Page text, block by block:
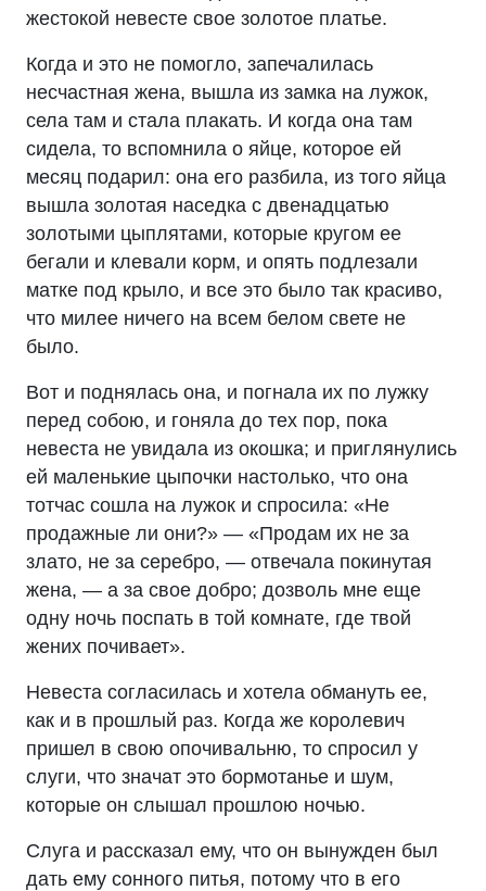
жестокой невесте свое золотое платье.
Когда и это не помогло, запечалилась
несчастная жена, вышла из замка на лужок,
села там и стала плакать. И когда она там
сидела, то вспомнила о яйце, которое ей
месяц подарил: она его разбила, из того яйца
вышла золотая наседка с двенадцатью
золотыми цыплятами, которые кругом ее
бегали и клевали корм, и опять подлезали
матке под крыло, и все это было так красиво,
что милее ничего на всем белом свете не
было.
Вот и поднялась она, и погнала их по лужку
перед собою, и гоняла до тех пор, пока
невеста не увидала из окошка; и приглянулись
ей маленькие цыпочки настолько, что она
тотчас сошла на лужок и спросила: «Не
продажные ли они?» — «Продам их не за
злато, не за серебро, — отвечала покинутая
жена, — а за свое добро; дозволь мне еще
одну ночь поспать в той комнате, где твой
жених почивает».
Невеста согласилась и хотела обмануть ее,
как и в прошлый раз. Когда же королевич
пришел в свою опочивальню, то спросил у
слуги, что значат это бормотанье и шум,
которые он слышал прошлою ночью.
Слуга и рассказал ему, что он вынужден был
дать ему сонного питья, потому что в его